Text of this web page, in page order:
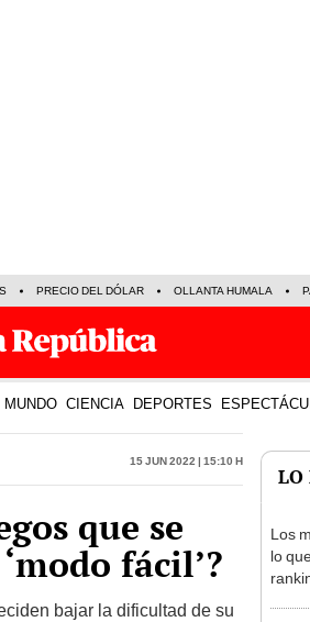
PRECIO DEL DÓLAR OLLANTA HUMALA
MUNDO CIENCIA DEPORTES
15 Jun 2022 | 15:10 h
que se
fácil’?
bajar la dificultad de su
LO
Los
lo